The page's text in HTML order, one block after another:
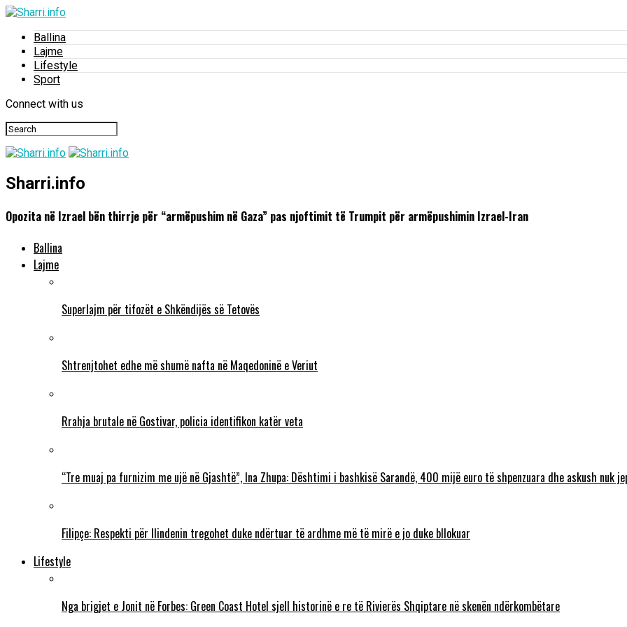
Ballina
Lajme
Lifestyle
Sport
Connect with us
Sharri.info
Opozita në Izrael bën thirrje për “armëpushim në Gaza” pas njoftimit të Trumpit për armëpushimin Izrael-Iran
Ballina
Lajme
Superlajm për tifozët e Shkëndijës së Tetovës
Shtrenjtohet edhe më shumë nafta në Maqedoninë e Veriut
Rrahja brutale në Gostivar, policia identifikon katër veta
“Tre muaj pa furnizim me ujë në Gjashtë”, Ina Zhupa: Dështimi i bashkisë Sarandë, 400 mijë euro të shpenzuara dhe askush nuk
Filipçe: Respekti për Ilindenin tregohet duke ndërtuar të ardhme më të mirë e jo duke bllokuar
Lifestyle
Nga brigjet e Jonit në Forbes: Green Coast Hotel sjell historinë e re të Rivierës Shqiptare në skenën ndërkombëtare